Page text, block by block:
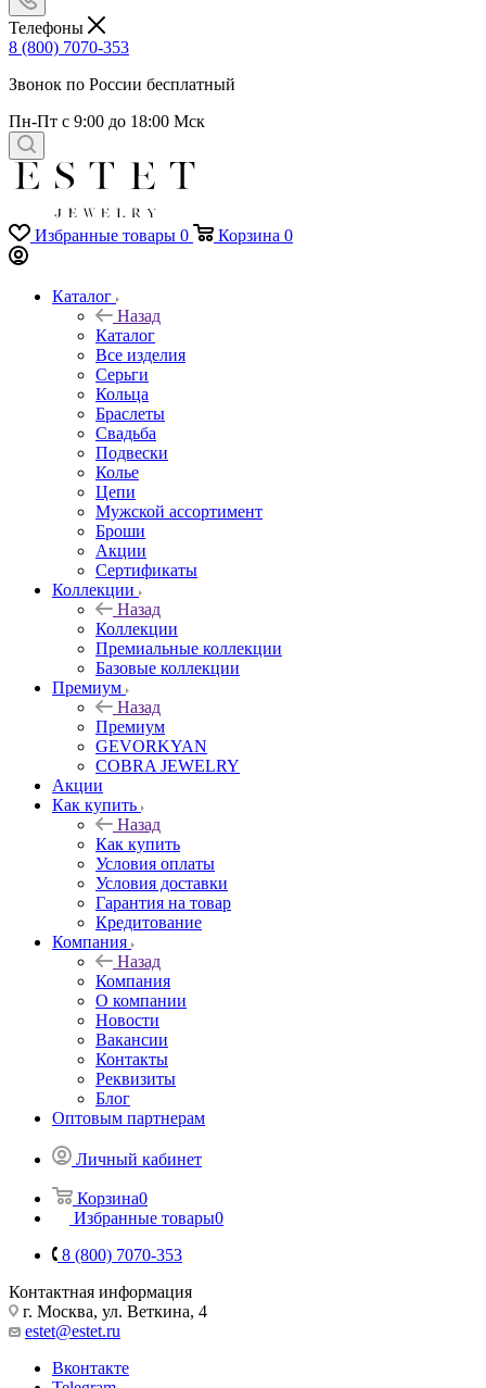
Телефоны
8 (800) 7070-353
Звонок по России бесплатный
Пн-Пт с 9:00 до 18:00 Мск
Избранные товары 0 Корзина 0
Каталог
Назад
Каталог
Все изделия
Серьги
Кольца
Браслеты
Свадьба
Подвески
Колье
Цепи
Мужской ассортимент
Броши
Акции
Сертификаты
Коллекции
Назад
Коллекции
Премиальные коллекции
Базовые коллекции
Премиум
Назад
Премиум
GEVORKYAN
COBRA JEWELRY
Акции
Как купить
Назад
Как купить
Условия оплаты
Условия доставки
Гарантия на товар
Кредитование
Компания
Назад
Компания
О компании
Новости
Вакансии
Контакты
Реквизиты
Блог
Оптовым партнерам
Личный кабинет
Корзина0
Избранные товары0
8 (800) 7070-353
Контактная информация
г. Москва, ул. Веткина, 4
estet@estet.ru
Вконтакте